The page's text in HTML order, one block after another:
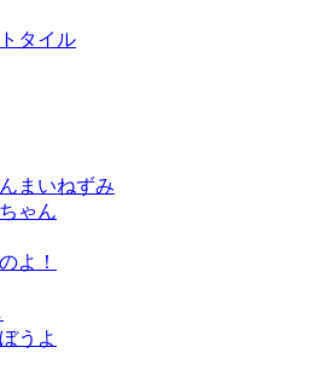
タイル
まいねずみ
ゃん
よ！
うよ